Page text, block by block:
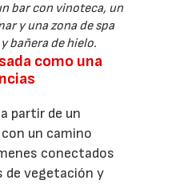
bar con vinoteca, un
y una zona de spa
bañera de hielo.
como una
partir de un
un camino
conectados
de vegetación y